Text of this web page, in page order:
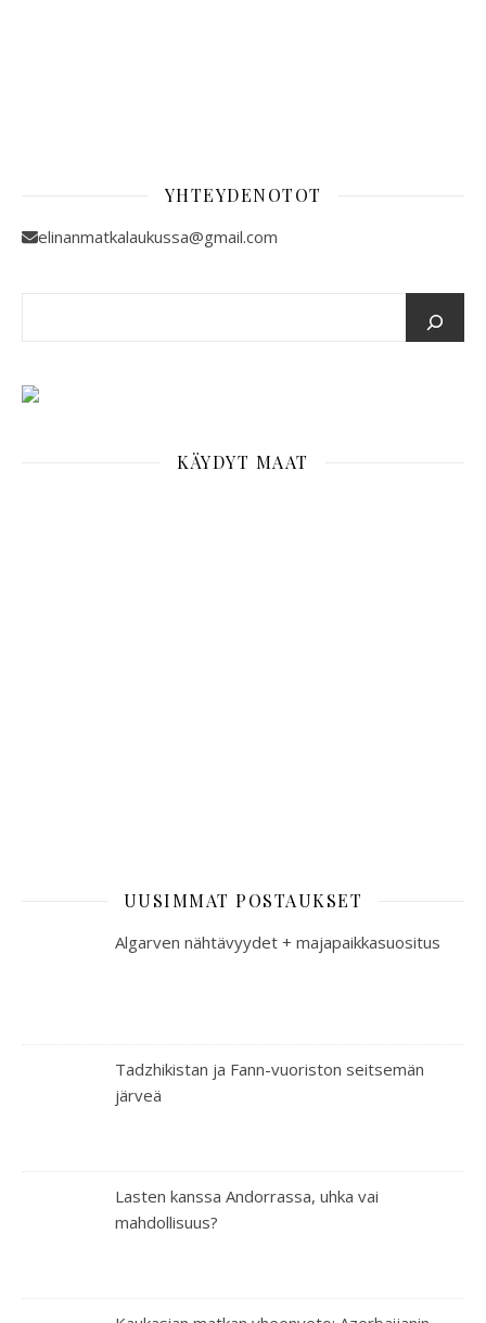
YHTEYDENOTOT
elinanmatkalaukussa@gmail.com
KÄYDYT MAAT
UUSIMMAT POSTAUKSET
Algarven nähtävyydet + majapaikkasuositus
Tadzhikistan ja Fann-vuoriston seitsemän
järveä
Lasten kanssa Andorrassa, uhka vai
mahdollisuus?